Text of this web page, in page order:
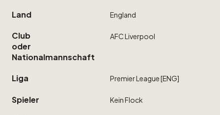
Land England
Club
oder
Nationalmannschaft
AFCLiverpool
Liga PremierLeague[ENG]
Spieler KeinFlock